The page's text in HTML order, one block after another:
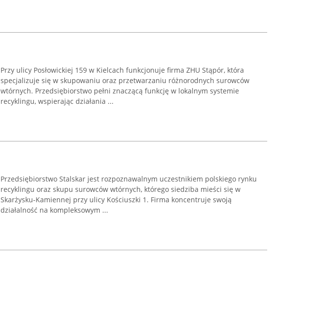
Przy ulicy Posłowickiej 159 w Kielcach funkcjonuje firma ZHU Stąpór, która
specjalizuje się w skupowaniu oraz przetwarzaniu różnorodnych surowców
wtórnych. Przedsiębiorstwo pełni znaczącą funkcję w lokalnym systemie
recyklingu, wspierając działania ...
Przedsiębiorstwo Stalskar jest rozpoznawalnym uczestnikiem polskiego rynku
recyklingu oraz skupu surowców wtórnych, którego siedziba mieści się w
Skarżysku-Kamiennej przy ulicy Kościuszki 1. Firma koncentruje swoją
działalność na kompleksowym ...